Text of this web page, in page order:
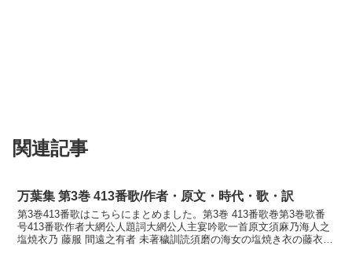
関連記事
万葉集 第3巻 413番歌/作者・原文・時代・歌・訳
第3巻413番歌はこちらにまとめました。第3巻 413番歌巻第3巻歌番
号413番歌作者大網公人題詞大網公人主宴吟歌一首原文須麻乃海人之
塩焼衣乃 藤服 間遠之有者 未著穢訓読須磨の海女の塩焼き衣の藤衣間